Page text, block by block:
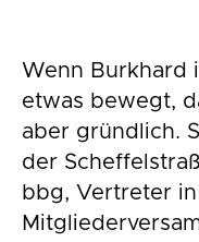
Wenn Burkhard
etwas bewegt,
aber gründlich.
der
bbg, Vertreter